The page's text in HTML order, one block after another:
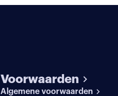
Voorwaarden
Algemene voorwaarden